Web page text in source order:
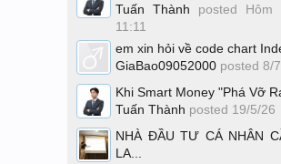
Tuấn Thành posted Hôm
11:11
em xin hỏi về code chart
GiaBao09052000 posted 8/
Khi Smart Money "Phá Vỡ
Tuấn Thành posted 19/5/26
NHÀ ĐẦU TƯ CÁ NHÂN
LA...